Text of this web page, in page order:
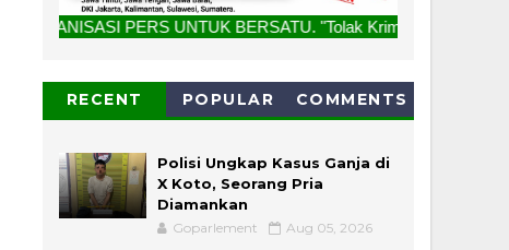
PERS UNTUK BERSATU. "Tolak Kriminalisasi Jurnalis, Rekan
RECENT POPULAR COMMENTS
Polisi Ungkap Kasus Ganja di
X Koto, Seorang Pria
Diamankan
Goparlement Aug 05, 2026